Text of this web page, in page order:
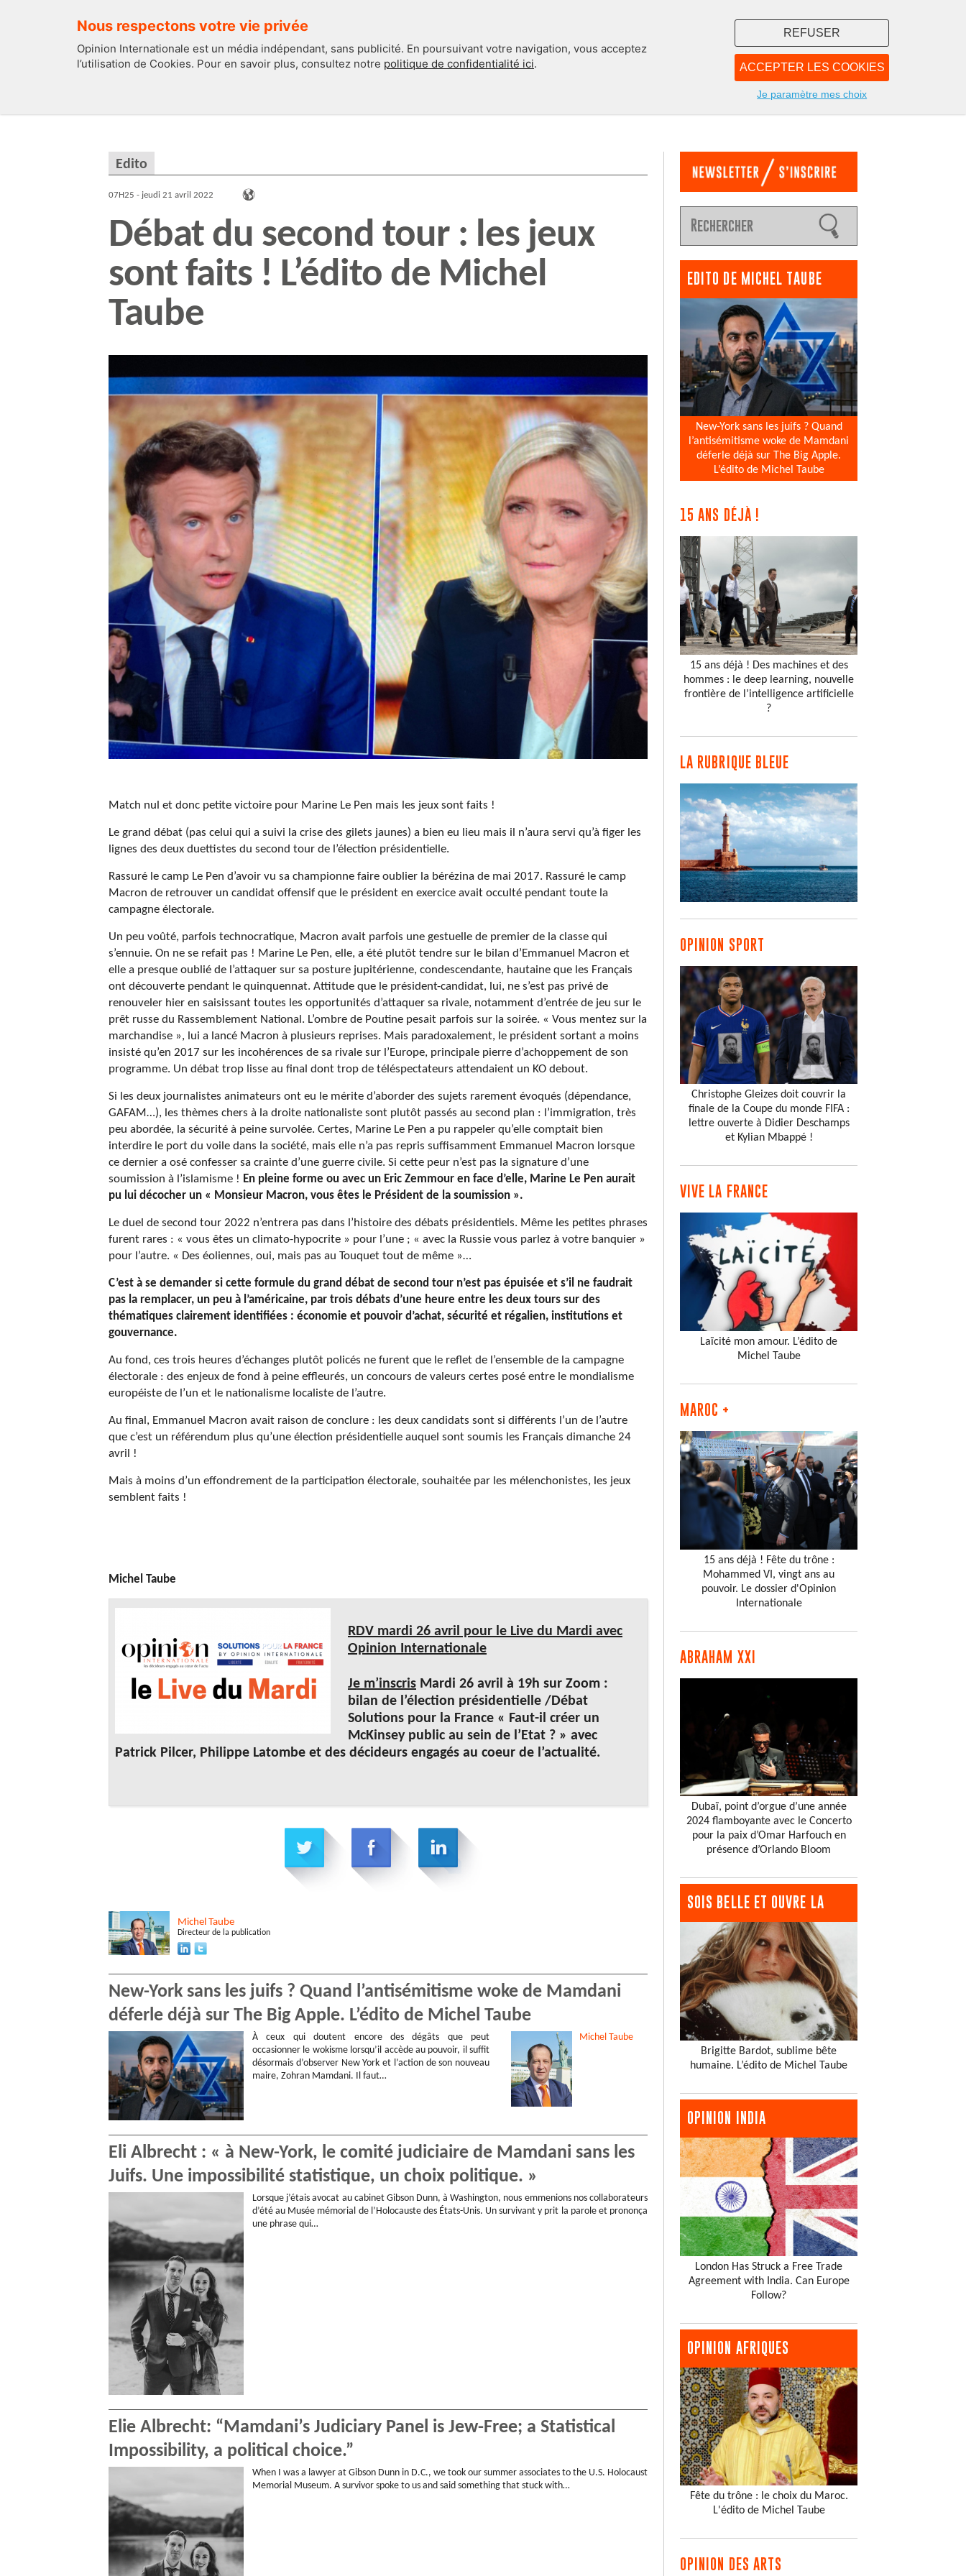
Nous respectons votre vie privée
Opinion Internationale est un média indépendant, sans publicité. En poursuivant votre navigation, vous acceptez
l’utilisation de Cookies. Pour en savoir plus, consultez notre politique de confidentialité ici. ACCEPTER LES COOKIES
REFUSER
Je paramètre mes choix
NOUS
Edito
07H25 - jeudi 21 avril 2022
Débat du second tour : les jeux
sont faits ! L’édito de Michel
Taube
Match nul et donc petite victoire pour Marine Le Pen mais les jeux sont faits !
Le grand débat (pas celui qui a suivi la crise des gilets jaunes) a bien eu lieu mais il n’aura servi qu’à figer les
lignes des deux duettistes du second tour de l’élection présidentielle.
Rassuré le camp Le Pen d’avoir vu sa championne faire oublier la bérézina de mai 2017. Rassuré le camp
Macron de retrouver un candidat offensif que le président en exercice avait occulté pendant toute la
campagne électorale.
Un peu voûté, parfois technocratique, Macron avait parfois une gestuelle de premier de la classe qui
s’ennuie. On ne se refait pas ! Marine Le Pen, elle, a été plutôt tendre sur le bilan d’Emmanuel Macron et
elle a presque oublié de l’attaquer sur sa posture jupitérienne, condescendante, hautaine que les Français
ont découverte pendant le quinquennat. Attitude que le président-candidat, lui, ne s’est pas privé de
renouveler hier en saisissant toutes les opportunités d’attaquer sa rivale, notamment d’entrée de jeu sur le
prêt russe du Rassemblement National. L’ombre de Poutine pesait parfois sur la soirée. « Vous mentez sur la
marchandise », lui a lancé Macron à plusieurs reprises. Mais paradoxalement, le président sortant a moins
insisté qu’en 2017 sur les incohérences de sa rivale sur l’Europe, principale pierre d’achoppement de son
programme. Un débat trop lisse au final dont trop de téléspectateurs attendaient un KO debout.
Si les deux journalistes animateurs ont eu le mérite d’aborder des sujets rarement évoqués (dépendance,
GAFAM…), les thèmes chers à la droite nationaliste sont plutôt passés au second plan : l’immigration, très
peu abordée, la sécurité à peine survolée. Certes, Marine Le Pen a pu rappeler qu’elle comptait bien
interdire le port du voile dans la société, mais elle n’a pas repris suffisamment Emmanuel Macron lorsque
ce dernier a osé confesser sa crainte d’une guerre civile. Si cette peur n’est pas la signature d’une
soumission à l’islamisme ! En pleine forme ou avec un Eric Zemmour en face d’elle, Marine Le Pen aurait
pu lui décocher un « Monsieur Macron, vous êtes le Président de la soumission ».
Le duel de second tour 2022 n’entrera pas dans l’histoire des débats présidentiels. Même les petites phrases
furent rares : « vous êtes un climato-hypocrite » pour l’une ; « avec la Russie vous parlez à votre banquier »
pour l’autre. « Des éoliennes, oui, mais pas au Touquet tout de même »…
C’est à se demander si cette formule du grand débat de second tour n’est pas épuisée et s’il ne faudrait
pas la remplacer, un peu à l’américaine, par trois débats d’une heure entre les deux tours sur des
thématiques clairement identifiées : économie et pouvoir d’achat, sécurité et régalien, institutions et
gouvernance.
Au fond, ces trois heures d’échanges plutôt policés ne furent que le reflet de l’ensemble de la campagne
électorale : des enjeux de fond à peine effleurés, un concours de valeurs certes posé entre le mondialisme
européiste de l’un et le nationalisme localiste de l’autre.
Au final, Emmanuel Macron avait raison de conclure : les deux candidats sont si différents l’un de l’autre
que c’est un référendum plus qu’une élection présidentielle auquel sont soumis les Français dimanche 24
avril !
Mais à moins d’un effondrement de la participation électorale, souhaitée par les mélenchonistes, les jeux
semblent faits !
Michel Taube
RDV mardi 26 avril pour le Live du Mardi avec
Opinion Internationale
Je m’inscris Mardi 26 avril à 19h sur Zoom :
bilan de l’élection présidentielle /Débat
Solutions pour la France « Faut-il créer un
McKinsey public au sein de l’Etat ? » avec
Patrick Pilcer, Philippe Latombe et des décideurs engagés au coeur de l’actualité.
Michel Taube
Directeur de la publication
New-York sans les juifs ? Quand l’antisémitisme woke de Mamdani
déferle déjà sur The Big Apple. L’édito de Michel Taube
À ceux qui doutent encore des dégâts que peut
occasionner le wokisme lorsqu’il accède au pouvoir, il suffit
désormais d’observer New York et l’action de son nouveau
maire, Zohran Mamdani. Il faut…
Michel Taube
Eli Albrecht : « à New-York, le comité judiciaire de Mamdani sans les
Juifs. Une impossibilité statistique, un choix politique. »
Lorsque j’étais avocat au cabinet Gibson Dunn, à Washington, nous emmenions nos collaborateurs
d’été au Musée mémorial de l’Holocauste des États-Unis. Un survivant y prit la parole et prononça
une phrase qui…
Elie Albrecht: “Mamdani’s Judiciary Panel is Jew-Free; a Statistical
Impossibility, a political choice.”
When I was a lawyer at Gibson Dunn in D.C., we took our summer associates to the U.S. Holocaust
Memorial Museum. A survivor spoke to us and said something that stuck with…
EDITO DE MICHEL TAUBE
New-York sans les juifs ? Quand
l’antisémitisme woke de Mamdani
déferle déjà sur The Big Apple.
L’édito de Michel Taube
15 ANS DÉJÀ !
15 ans déjà ! Des machines et des
hommes : le deep learning, nouvelle
frontière de l’intelligence artificielle
?
LA RUBRIQUE BLEUE
OPINION SPORT
Christophe Gleizes doit couvrir la
finale de la Coupe du monde FIFA :
lettre ouverte à Didier Deschamps
et Kylian Mbappé !
VIVE LA FRANCE
Laïcité mon amour. L’édito de
Michel Taube
MAROC +
15 ans déjà ! Fête du trône :
Mohammed VI, vingt ans au
pouvoir. Le dossier d'Opinion
Internationale
ABRAHAM XXI
Dubaï, point d’orgue d’une année
2024 flamboyante avec le Concerto
pour la paix d’Omar Harfouch en
présence d’Orlando Bloom
SOIS BELLE ET OUVRE LA
Brigitte Bardot, sublime bête
humaine. L’édito de Michel Taube
OPINION INDIA
London Has Struck a Free Trade
Agreement with India. Can Europe
Follow?
OPINION AFRIQUES
Fête du trône : le choix du Maroc.
L'édito de Michel Taube
OPINION DES ARTS